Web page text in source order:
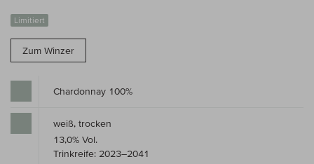
Limitiert
Zum Winzer
Chardonnay 100%
weiß, trocken
13,0% Vol.
Trinkreife: 2023–2041